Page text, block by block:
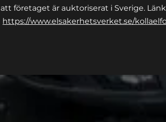
att företaget är auktoriserat i Sverige.
https://www.elsakerhetsverket.se/